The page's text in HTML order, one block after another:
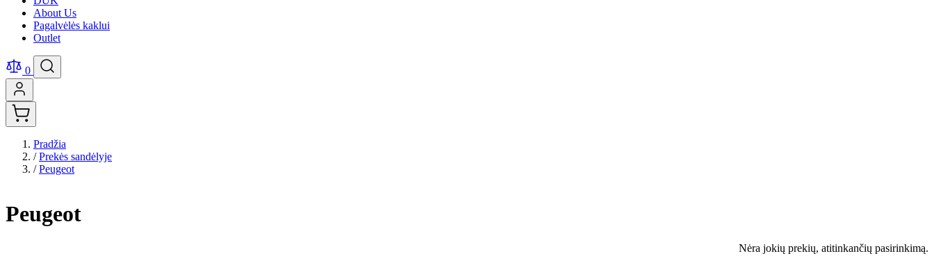
About Us
Pagalvėlės kaklui
Outlet
0
Pradžia
/ Prekės sandėlyje
/ Peugeot
Peugeot
Nėra jokių prekių, atitinkančių pasirinkimą.